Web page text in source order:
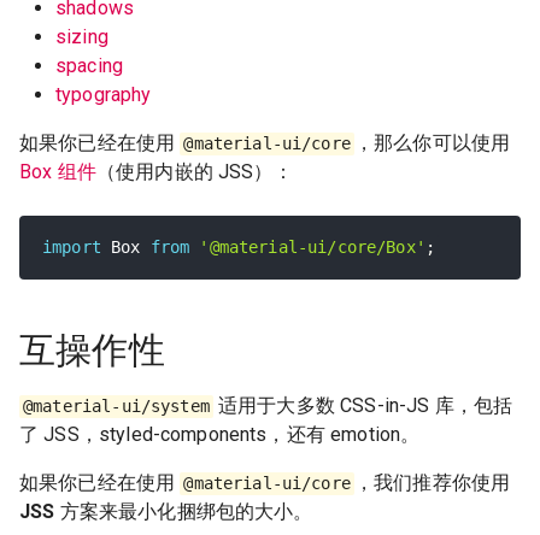
shadows
sizing
spacing
typography
如果你已经在使用 @material-ui/core
，那么你可以使用
Box 组件（使用内嵌的 JSS）：
import Box from '@material-ui/core/Box' ;
互操作性
@material-ui/system 适用于大多数 CSS-in-JS 库，包括
了 JSS，styled-components，还有 emotion。
如果你已经在使用 @material-ui/core
，我们推荐你使用
JSS 方案来最小化捆绑包的大小。